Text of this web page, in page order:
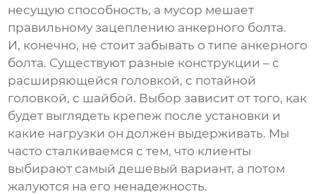
несущую способность, а мусор мешает
правильному зацеплению анкерного болта.
И, конечно, не стоит забывать о типе анкерного
болта. Существуют разные конструкции – с
расширяющейся головкой, с потайной
головкой, с шайбой. Выбор зависит от того, как
будет выглядеть крепеж после установки и
какие нагрузки он должен выдерживать. Мы
часто сталкиваемся с тем, что клиенты
выбирают самый дешевый вариант, а потом
жалуются на его ненадежность.